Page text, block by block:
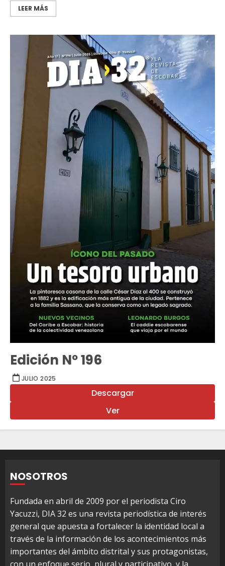
LEER MÁS
Edición Nº 196
JULIO 2025
Descargar
Ver
NOSOTROS
Fundada en abril de 2009 por el periodista Ciro
Yacuzzi, DIA 32 es una revista periodística de interés
general que apuesta a fortalecer la identidad local a
través de la información de los acontecimientos más
importantes del ámbito distrital y sus protagonistas,